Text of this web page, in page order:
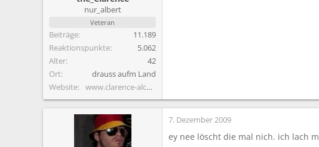
nur_albert
Veteran
Beiträge
11.189
Reaktionspunkte
5.062
Alter
42
Ort
drauss aufm Land
Website
www.clarence-alcoholics.de.vu
7. Dezember 2009
ey nee löscht die mal nich. ich lach